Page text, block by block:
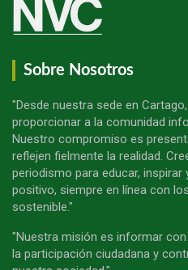
Sobre Nosotros
"Desde nuestra sede en
proporcionar a la comunidad
Nuestro compromiso es
reflejen fielmente la realidad.
periodismo para educar,
positivo, siempre en línea con
sostenible."
"Nuestra misión es informar
la participación ciudadana y